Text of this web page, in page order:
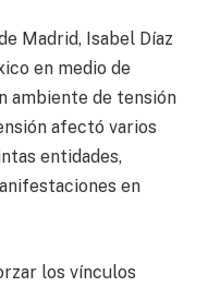
Madrid, Isabel Díaz
en medio de
ambiente de tensión
afectó varios
entidades,
en
los vínculos